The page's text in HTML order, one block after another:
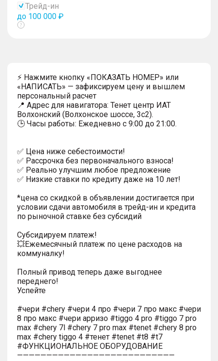
Трейд-ин
до 100 000 ₽
Показать
⚡ Нажмите кнопку «ПОКАЗАТЬ НОМЕР» или
«НАПИСАТЬ» — зафиксируем цену и вышлем
персональный расчет
📍 Адрес для навигатора: Тенет центр ИАТ
Волхонский (Волхонское шоссе, 3с2).
🕒 Часы работы: Ежедневно с 9:00 до 21:00.
✅ Цена ниже себестоимости!
✅ Рассрочка без первоначального взноса!
✅ Реально улучшим любое предложение
✅ Низкие ставки по кредиту даже на 10 лет!
*цена со скидкой в объявлении достигается при
условии сдачи автомобиля в трейд-ин и кредита
по рыночной ставке без субсидий
Субсидируем платеж!
💥Ежемесячный платеж по цене расходов на
коммуналку!
Полный привод теперь даже выгоднее
переднего!
Успейте
#чери #chery #чери 4 про #чери 7 про макс #чери
8 про макс #чери арризо #tiggo 4 pro #tiggo 7 pro
max #chery 7l #chery 7 pro max #tenet #chery 8 pro
max #chery tiggo 4 #тенет #tenet #t8 #t7
#ФУНКЦИОНАЛЬНОЕ ОБОРУДОВАНИЕ
———————————————————————————